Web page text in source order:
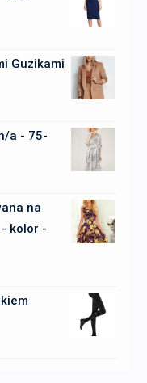
Guzikami
a - 75-
na
kolor -